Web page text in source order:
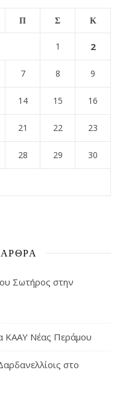
Π Σ Κ
1 2
7 8 9
14 15 16
21 22 23
28 29 30
Σωτήρος στην
ΚΑΑΥ Νέας Περάμου
στο